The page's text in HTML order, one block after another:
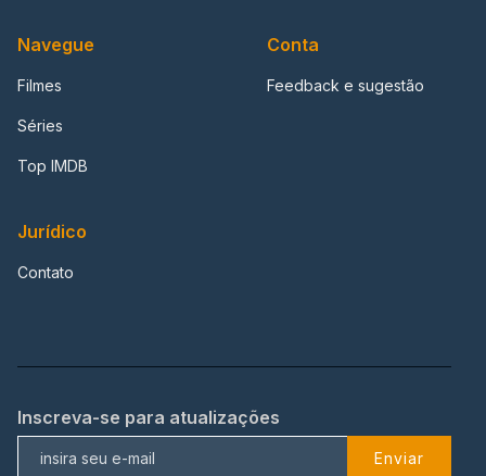
Navegue
Filmes
Séries
Top IMDB
Conta
Feedback e sugestão
Jurídico
Contato
Inscreva-se para atualizações
Enviar